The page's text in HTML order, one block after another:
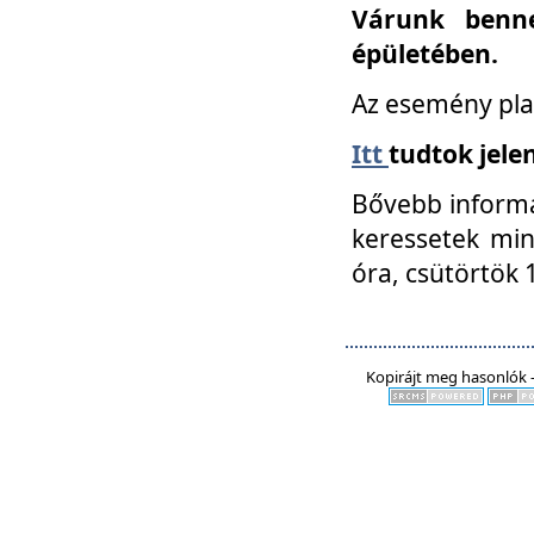
Várunk
épületében.
Az esemény
Itttudtok
Bővebb
keressetek
óra, csütörtök
Kopirájt meg hasonlók